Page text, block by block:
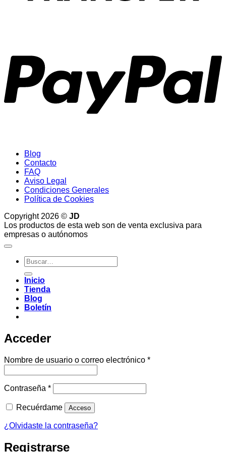
Blog
Contacto
FAQ
Aviso Legal
Condiciones Generales
Política de Cookies
Copyright 2026 © JD
Los productos de esta web son de venta exclusiva para
empresas o autónomos
Buscar
por:
Inicio
Tienda
Blog
Boletín
Acceder
Nombre de usuario o correo electrónico *Obligatorio
Contraseña *Obligatorio
Recuérdame Acceso
¿Olvidaste la contraseña?
Registrarse